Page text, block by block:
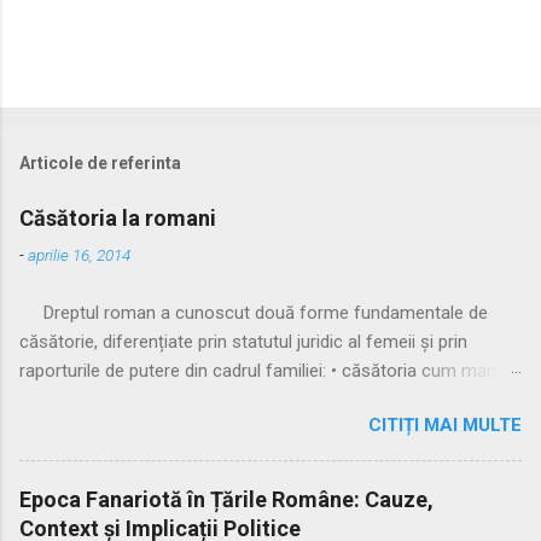
Articole de referinta
Căsătoria la romani
-aprilie 16, 2014
Dreptul roman a cunoscut două forme fundamentale de
căsătorie, diferențiate prin statutul juridic al femeii și prin
raporturile de putere din cadrul familiei: • căsătoria cum manus
și practicată a fost căsătoria cu manus, prin care femeia
trecea sub autoritatea soțului, devenind parte a familiei
acestuia. Spre sfârșitul Republicii, tot mai multe femei au
început să evite această subordonare, trăind în uniuni
CITIȚI MAI MULTE
Epoca Fanariotă în Țările Române: Cauze,
Context și Implicații Politice